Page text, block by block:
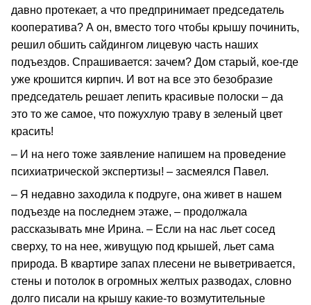
давно протекает, а что предпринимает председатель
кооператива? А он, вместо того чтобы крышу починить,
решил обшить сайдингом лицевую часть наших
подъездов. Спрашивается: зачем? Дом старый, кое-где
уже крошится кирпич. И вот на все это безобразие
председатель решает лепить красивые полоски – да
это то же самое, что пожухлую траву в зеленый цвет
красить!
– И на него тоже заявление напишем на проведение
психиатрической экспертизы! – засмеялся Павел.
– Я недавно заходила к подруге, она живет в нашем
подъезде на последнем этаже, – продолжала
рассказывать мне Ирина. – Если на нас льет сосед
сверху, то на нее, живущую под крышей, льет сама
природа. В квартире запах плесени не выветривается,
стены и потолок в огромных желтых разводах, словно
долго писали на крышу какие-то возмутительные